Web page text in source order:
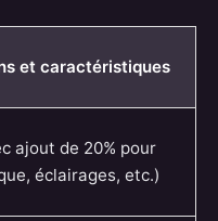
et caractéristiques
ajout de 20% pour
éclairages, etc.)